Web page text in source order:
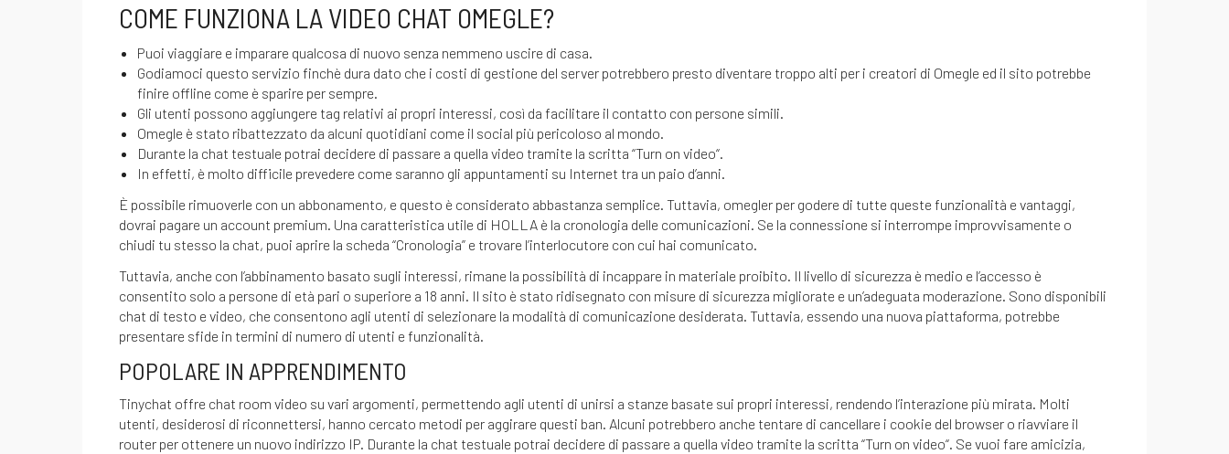
COME FUNZIONA LA VIDEO CHAT OMEGLE?
Puoi viaggiare e imparare qualcosa di nuovo senza nemmeno uscire di casa.
Godiamoci questo servizio finchè dura dato che i costi di gestione del server potrebbero presto diventare troppo alti per i creatori di Omegle ed il sito potrebbe
finire offline come è sparire per sempre.
Gli utenti possono aggiungere tag relativi ai propri interessi, così da facilitare il contatto con persone simili.
Omegle è stato ribattezzato da alcuni quotidiani come il social più pericoloso al mondo.
Durante la chat testuale potrai decidere di passare a quella video tramite la scritta “Turn on video“.
In effetti, è molto difficile prevedere come saranno gli appuntamenti su Internet tra un paio d’anni.
È possibile rimuoverle con un abbonamento, e questo è considerato abbastanza semplice. Tuttavia, omegler per godere di tutte queste funzionalità e vantaggi,
dovrai pagare un account premium. Una caratteristica utile di HOLLA è la cronologia delle comunicazioni. Se la connessione si interrompe improvvisamente o
chiudi tu stesso la chat, puoi aprire la scheda “Cronologia” e trovare l’interlocutore con cui hai comunicato.
Tuttavia, anche con l’abbinamento basato sugli interessi, rimane la possibilità di incappare in materiale proibito. Il livello di sicurezza è medio e l’accesso è
consentito solo a persone di età pari o superiore a 18 anni. Il sito è stato ridisegnato con misure di sicurezza migliorate e un’adeguata moderazione. Sono disponibili
chat di testo e video, che consentono agli utenti di selezionare la modalità di comunicazione desiderata. Tuttavia, essendo una nuova piattaforma, potrebbe
presentare sfide in termini di numero di utenti e funzionalità.
POPOLARE IN APPRENDIMENTO
Tinychat offre chat room video su vari argomenti, permettendo agli utenti di unirsi a stanze basate sui propri interessi, rendendo l’interazione più mirata. Molti
utenti, desiderosi di riconnettersi, hanno cercato metodi per aggirare questi ban. Alcuni potrebbero anche tentare di cancellare i cookie del browser o riavviare il
router per ottenere un nuovo indirizzo IP. Durante la chat testuale potrai decidere di passare a quella video tramite la scritta “Turn on video“. Se vuoi fare amicizia,